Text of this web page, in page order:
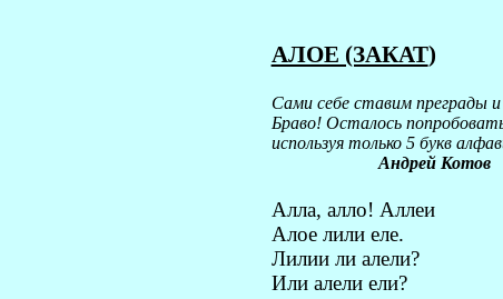
АЛОЕ (ЗАКАТ)
Сами себе ставим преграды и
Браво! Осталось
используя только 5 букв
Андрей Котов
Алла, алло! Аллеи
Алое лили еле.
Лилии ли алели?
Или алели ели?